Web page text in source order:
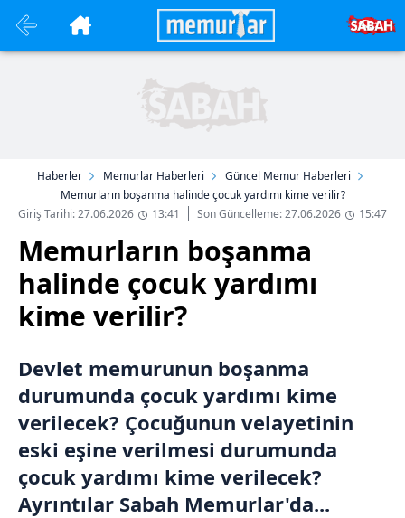
Haberler Memurlar Haberleri
Güncel Memur Haberleri
Memurların boşanma halinde çocuk yardımı kime verilir?
Giriş Tarihi: 27.06.2026
13:41 Son Güncelleme: 27.06.2026 15:47
Memurların boşanma
halinde çocuk yardımı
kime verilir?
Devlet memurunun boşanma
durumunda çocuk yardımı kime
verilecek? Çocuğunun velayetinin
eski eşine verilmesi durumunda
çocuk yardımı kime verilecek?
Ayrıntılar Sabah Memurlar'da...